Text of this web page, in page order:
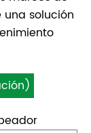
solución